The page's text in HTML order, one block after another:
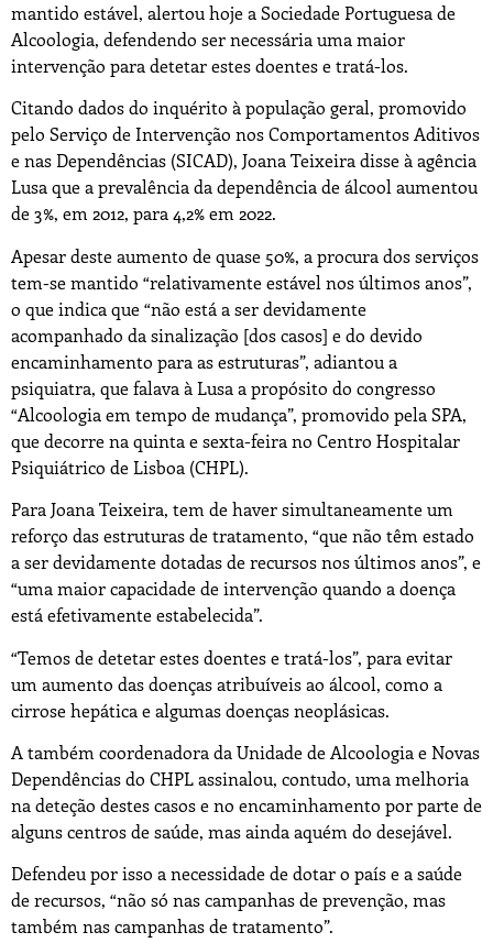
mantido estável, alertou hoje a Sociedade Portuguesa de
Alcoologia, defendendo ser necessária uma maior
intervenção para detetar estes doentes e tratá-los.
Citando dados do inquérito à população geral, promovido
pelo Serviço de Intervenção nos Comportamentos Aditivos
e nas Dependências (SICAD), Joana Teixeira disse à agência
Lusa que a prevalência da dependência de álcool aumentou
de 3%, em 2012, para 4,2% em 2022.
Apesar deste aumento de quase 50%, a procura dos serviços
tem-se mantido “relativamente estável nos últimos anos”,
o que indica que “não está a ser devidamente
acompanhado da sinalização [dos casos] e do devido
encaminhamento para as estruturas”, adiantou a
psiquiatra, que falava à Lusa a propósito do congresso
“Alcoologia em tempo de mudança”, promovido pela SPA,
que decorre na quinta e sexta-feira no Centro Hospitalar
Psiquiátrico de Lisboa (CHPL).
Para Joana Teixeira, tem de haver simultaneamente um
reforço das estruturas de tratamento, “que não têm estado
a ser devidamente dotadas de recursos nos últimos anos”, e
“uma maior capacidade de intervenção quando a doença
está efetivamente estabelecida”.
“Temos de detetar estes doentes e tratá-los”, para evitar
um aumento das doenças atribuíveis ao álcool, como a
cirrose hepática e algumas doenças neoplásicas.
A também coordenadora da Unidade de Alcoologia e Novas
Dependências do CHPL assinalou, contudo, uma melhoria
na deteção destes casos e no encaminhamento por parte de
alguns centros de saúde, mas ainda aquém do desejável.
Defendeu por isso a necessidade de dotar o país e a saúde
de recursos, “não só nas campanhas de prevenção, mas
também nas campanhas de tratamento”.